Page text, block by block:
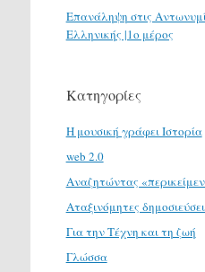
Επανάληψη στις
Ελληνικής |1ο μέρος
Κατηγορίες
H μουσική γράφει Ιστορία
web 2.0
Αναζητώντας
Αταξινόμητες
Για την Τέχνη και τη ζωή
Γλώσσα